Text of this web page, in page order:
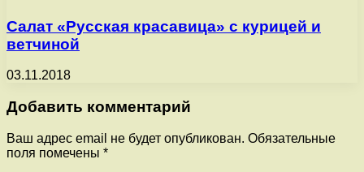
Салат «Русская красавица» с курицей и
ветчиной
03.11.2018
Добавить комментарий
Ваш адрес email не будет опубликован. Обязательные
поля помечены *